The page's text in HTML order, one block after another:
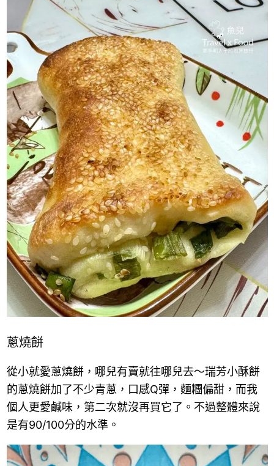
蔥燒餅
從小就愛蔥燒餅，哪兒有賣就往哪兒去～瑞芳小酥餅
的蔥燒餅加了不少青蔥，口感Q彈，麵糰偏甜，而我
個人更愛鹹味，第二次就沒再買它了。不過整體來說
是有90/100分的水準。